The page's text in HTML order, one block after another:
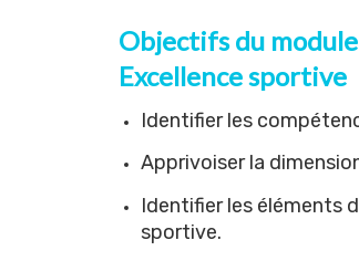
Objectifs du
Excellence sportive
Identifier les
Apprivoiser la
Identifier les éléments
sportive.